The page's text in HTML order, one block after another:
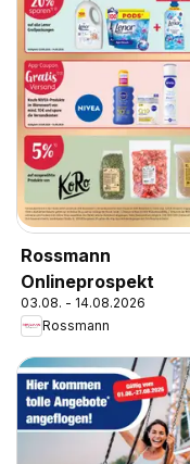
Rossmann
Onlineprospekt
03.08. - 14.08.2026
Rossmann